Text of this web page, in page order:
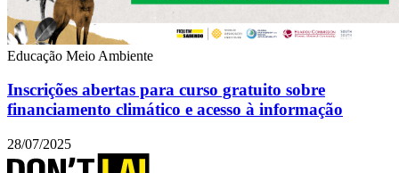
Educação Meio Ambiente
Inscrições abertas para curso gratuito sobre
financiamento climático e acesso à informação
28/07/2025